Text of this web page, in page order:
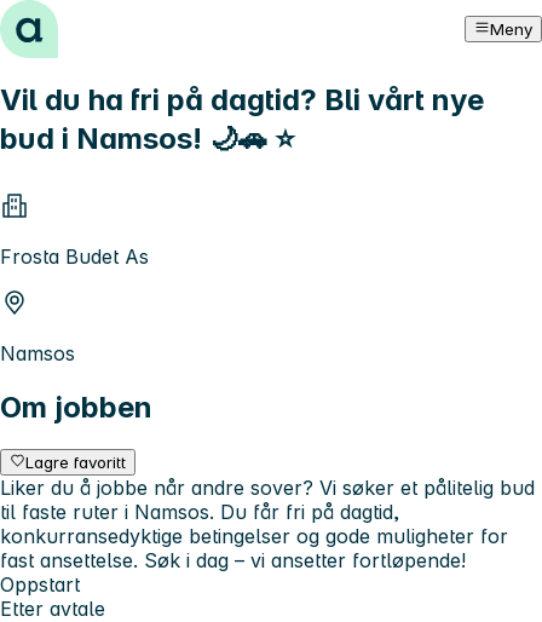
Hopp til innhold Meny
Vil du ha fri på dagtid? Bli vårt nye
bud i Namsos! 🌙🚗 ⭐
Frosta Budet As
Namsos
Om jobben
Lagre favoritt
Liker du å jobbe når andre sover? Vi søker et pålitelig bud
til faste ruter i Namsos. Du får fri på dagtid,
konkurransedyktige betingelser og gode muligheter for
fast ansettelse. Søk i dag – vi ansetter fortløpende!
Oppstart
Etter avtale